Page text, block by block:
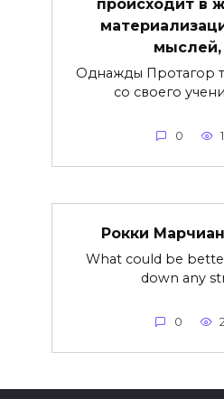
Однажды Протагор
со своего
0
Рокки
What could be
down any
0